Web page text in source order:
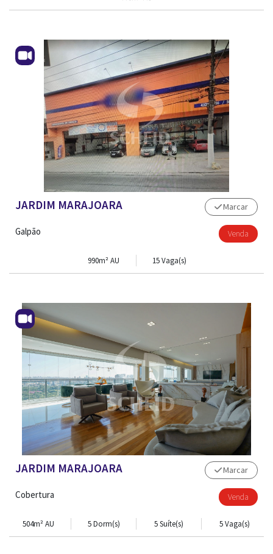
JARDIM MARAJOARA
Galpão
Marcar
Venda
990m² AU 15 Vaga(s)
JARDIM MARAJOARA
Cobertura
Marcar
Venda
504m² AU 5 Dorm(s) 5 Suíte(s) 5 Vaga(s)